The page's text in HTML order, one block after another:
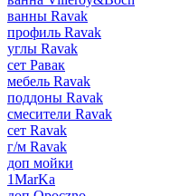
ванны Ravak
профиль Ravak
углы Ravak
сет Равак
мебель Ravak
поддоны Ravak
смесители Ravak
сет Ravak
г/м Ravak
доп мойки
1MarKa